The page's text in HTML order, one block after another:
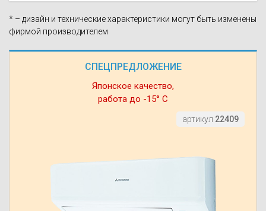
СПЕЦПРЕДЛОЖЕНИЕ
Японское качество,
работа до -15° С
артикул 22409
* – дизайн и технические характеристики могут быть изменены
фирмой производителем